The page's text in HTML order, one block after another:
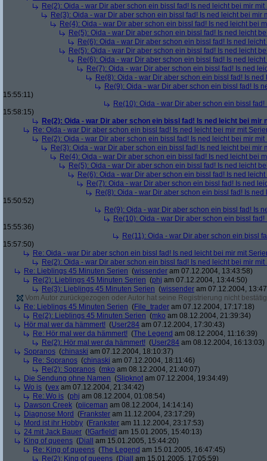
Re(2): Oida - war Dir aber schon ein bissl fad! Is ned leicht bei mir mit
Re(3): Oida - war Dir aber schon ein bissl fad! Is ned leicht bei mir
Re(4): Oida - war Dir aber schon ein bissl fad! Is ned leicht bei
Re(5): Oida - war Dir aber schon ein bissl fad! Is ned leicht
Re(6): Oida - war Dir aber schon ein bissl fad! Is ned
Re(5): Oida - war Dir aber schon ein bissl fad! Is ned leicht
Re(6): Oida - war Dir aber schon ein bissl fad! Is ned
Re(7): Oida - war Dir aber schon ein bissl fad! Is ned
Re(8): Oida - war Dir aber schon ein bissl fad! Is
Re(9): Oida - war Dir aber schon ein bissl fad! Is
15:55:11)
Re(10): Oida - war Dir aber schon ein bissl
15:58:15)
Re(2): Oida - war Dir aber schon ein bissl fad! Is ned leicht bei mir
Re: Oida - war Dir aber schon ein bissl fad! Is ned leicht bei mir mit
Re(2): Oida - war Dir aber schon ein bissl fad! Is ned leicht bei mir mit
Re(3): Oida - war Dir aber schon ein bissl fad! Is ned leicht bei mir
Re(4): Oida - war Dir aber schon ein bissl fad! Is ned leicht bei
Re(5): Oida - war Dir aber schon ein bissl fad! Is ned leicht
Re(6): Oida - war Dir aber schon ein bissl fad! Is ned
Re(7): Oida - war Dir aber schon ein bissl fad! Is ned
Re(8): Oida - war Dir aber schon ein bissl fad! Is
15:50:52)
Re(9): Oida - war Dir aber schon ein bissl fad! Is
Re(10): Oida - war Dir aber schon ein bissl
15:55:36)
Re(11): Oida - war Dir aber schon ein bissl
15:57:50)
Re: Oida - war Dir aber schon ein bissl fad! Is ned leicht bei mir mit
Re(2): Oida - war Dir aber schon ein bissl fad! Is ned leicht bei mir mit
Re: Lieblings 45 Minuten Serien (wissender am 07.12.2004, 13:43:58)
Re(2): Lieblings 45 Minuten Serien (phj am 07.12.2004, 13:44:50)
Re(3): Lieblings 45 Minuten Serien (wissender am 07.12.2004,
Vom Autor zurückgezogen oder Autor hat seine Registrierung nicht
Re: Lieblings 45 Minuten Serien (File_trader am 07.12.2004, 17:17:18)
Re(2): Lieblings 45 Minuten Serien (mko am 08.12.2004, 21:39:34)
Hör mal wer da hämmert! (User284 am 07.12.2004, 17:30:43)
Re: Hör mal wer da hämmert! (The Legend am 08.12.2004, 11:16:39)
Re(2): Hör mal wer da hämmert! (User284 am 08.12.2004, 16:13:03)
Sopranos (chinaski am 07.12.2004, 18:10:37)
Re: Sopranos (chinaski am 07.12.2004, 18:11:46)
Re(2): Sopranos (mko am 08.12.2004, 21:40:07)
Die Sendung ohne Namen (Slipknot am 07.12.2004, 19:34:49)
Wo is (vex am 07.12.2004, 21:34:42)
Re: Wo is (phj am 08.12.2004, 01:08:54)
Dawson Creek (piiceman am 08.12.2004, 14:14:14)
Diagnose Mord (Frankster am 11.12.2004, 23:17:29)
Mord ist ihr Hobby (Frankster am 11.12.2004, 23:17:53)
24 mit Jack Bauer (!Garfield! am 15.01.2005, 15:40:13)
King of queens (Diall
am 15.01.2005, 15:44:20)
Re: King of queens (The Legend am 15.01.2005, 16:47:45)
Re(2): King of queens (Diall am 15.01.2005, 17:05:59)